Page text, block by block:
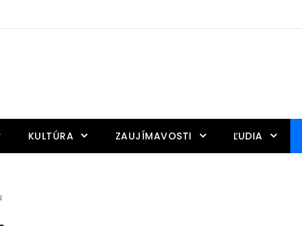
KULTÚRA ZAUJÍMAVOSTI ĽUDIA